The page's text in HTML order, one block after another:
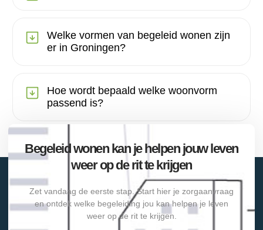
Welke vormen van begeleid wonen zijn
er in Groningen?
Hoe wordt bepaald welke woonvorm
passend is?
Begeleid wonen kan je helpen jouw leven
weer op de rit te krijgen
Zet vandaag de eerste stap. Start hier je zorgaanvraag
en ontdek welke begeleiding jou kan helpen je leven
weer op de rit te krijgen.